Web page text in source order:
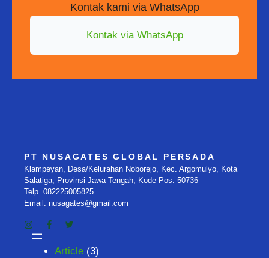
Kontak kami via WhatsApp
Kontak via WhatsApp
PT NUSAGATES GLOBAL PERSADA
Klampeyan, Desa/Kelurahan Noborejo, Kec. Argomulyo, Kota
Salatiga, Provinsi Jawa Tengah, Kode Pos: 50736
Telp. 082225005825
Email. nusagates@gmail.com
Article (3)